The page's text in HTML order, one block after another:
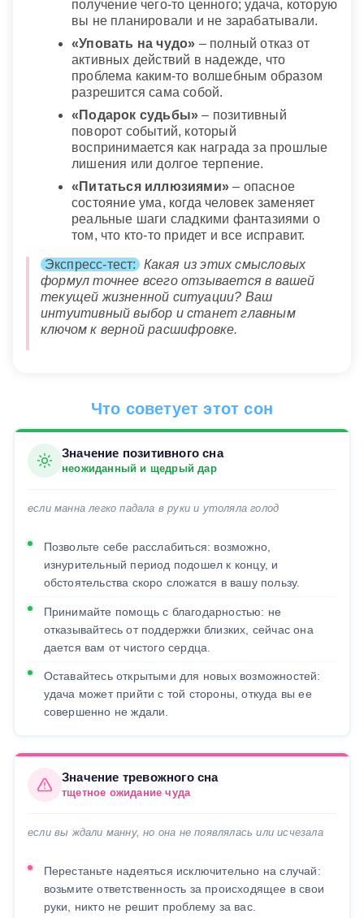
получение чего-то ценного; удача, которую
вы не планировали и не зарабатывали.
«Уповать на чудо» – полный отказ от
активных действий в надежде, что
проблема каким-то волшебным образом
разрешится сама собой.
«Подарок судьбы» – позитивный
поворот событий, который
воспринимается как награда за прошлые
лишения или долгое терпение.
«Питаться иллюзиями» – опасное
состояние ума, когда человек заменяет
реальные шаги сладкими фантазиями о
том, что кто-то придет и все исправит.
Экспресс-тест:
Какая из этих смысловых
формул точнее всего отзывается в вашей
текущей жизненной ситуации? Ваш
интуитивный выбор и станет главным
ключом к верной расшифровке.
Что советует этот сон
Значение позитивного сна
неожиданный и щедрый дар
если манна легко падала в руки и утоляла голод
Позвольте себе расслабиться: возможно,
изнурительный период подошел к концу, и
обстоятельства скоро сложатся в вашу пользу.
Принимайте помощь с благодарностью: не
отказывайтесь от поддержки близких, сейчас она
дается вам от чистого сердца.
Оставайтесь открытыми для новых возможностей:
удача может прийти с той стороны, откуда вы ее
совершенно не ждали.
Значение тревожного сна
тщетное ожидание чуда
если вы ждали манну, но она не появлялась или исчезала
Перестаньте надеяться исключительно на случай:
возьмите ответственность за происходящее в свои
руки, никто не решит проблему за вас.